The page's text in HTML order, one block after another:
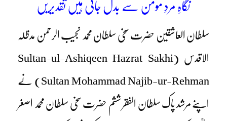
نگاہِ مردِ مومن سے بدل جاتی ہیں تقدیریں
سلطان العاشقین حضرت سخی سلطان محمد نجیب الرحمن مدظلہ
الاقدس (Sultan-ul-Ashiqeen Hazrat Sakhi
Sultan Mohammad Najib-ur-Rehman) نے
اپنے مرشد پاک سلطان الفقر ششم حضرت سخی سلطان محمد اصغر